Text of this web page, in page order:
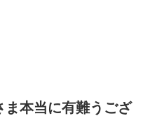
ま本当に有難うござ